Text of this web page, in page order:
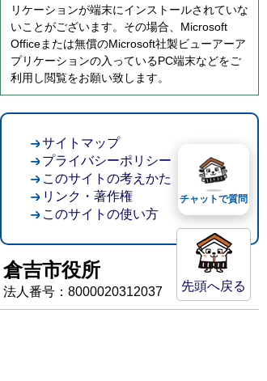
リケーションが端末にインストールされていな
いことがございます。その場合、Microsoft
Officeまたは無償のMicrosoft社製ビューアーア
プリケーションの入っているPC端末などをご
利用し閲覧をお願い致します。
先頭へ戻る
サイトマップ
プライバシーポリシー
このサイトの考えかた
リンク・著作権
このサイトの使い方
倉吉市役所
法人番号：8000020312037
チャットで質問